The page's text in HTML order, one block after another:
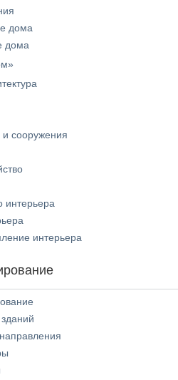
дома
дома
сооружения
интерьера
интерьера